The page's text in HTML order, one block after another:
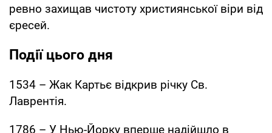
ревно захищав чистоту християнської віри від
єресей.
Події цього дня
1534 – Жак Картьє відкрив річку Св.
Лаврентія.
1786 – У Нью-Йорку вперше надійшло в